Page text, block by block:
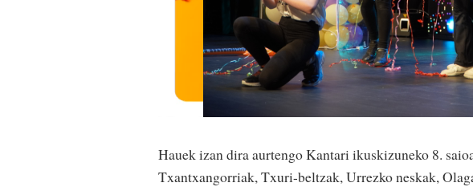
Hauek izan dira aurtengo Kantari ikuskizuneko 8.
Txantxangorriak, Txuri-beltzak, Urrezko neskak,